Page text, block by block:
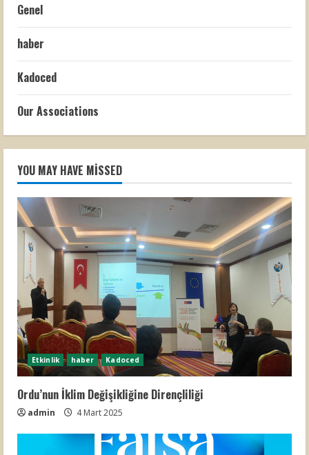
Genel
haber
Kadoced
Our Associations
YOU MAY HAVE MISSED
Etkinlik haber Kadoced
Ordu’nun İklim Değişikliğine Dirençliliği
admin 4 Mart 2025